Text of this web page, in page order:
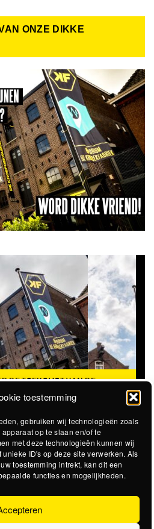
toestemming
gebruiken wij technologieën zoals
op te slaan en/of te
met deze technologieën kunnen wij
ID's op deze site verwerken. Als
toestemming intrekt, kan dit een
functies en mogelijkheden.
ONZE DIKKE
DE TOEKOMST VAN DE